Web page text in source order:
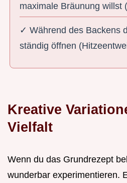
maximale Bräunung willst
✓ Während des Backens
ständig öffnen
Kreative
Vielfalt
Wenn du das Grundrezept
wunderbar experimentieren.